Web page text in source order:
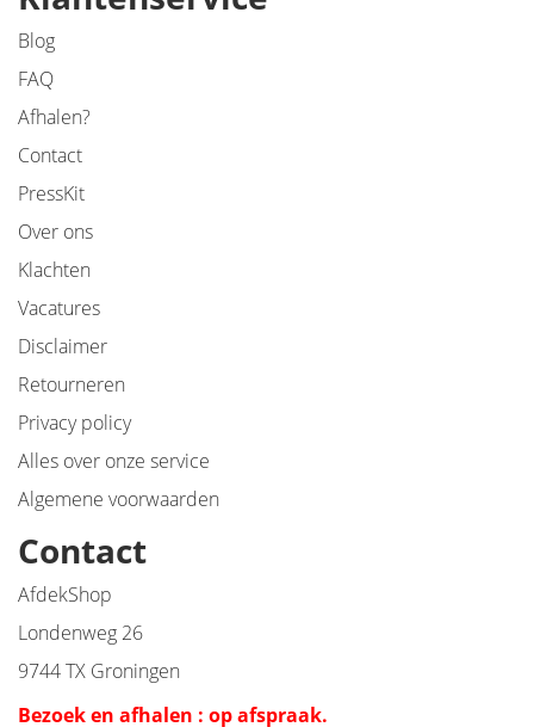
Blog
FAQ
Afhalen?
Contact
PressKit
Over ons
Klachten
Vacatures
Disclaimer
Retourneren
Privacy policy
Alles over onze service
Algemene voorwaarden
Contact
AfdekShop
Londenweg 26
9744 TX Groningen
Bezoek en afhalen : op afspraak.